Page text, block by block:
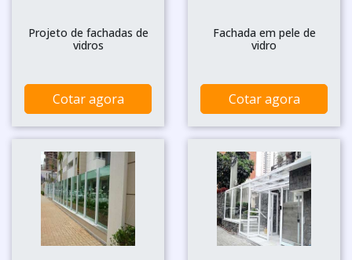
Projeto de fachadas de
vidros
Cotar agora
Fachada em pele de
vidro
Cotar agora